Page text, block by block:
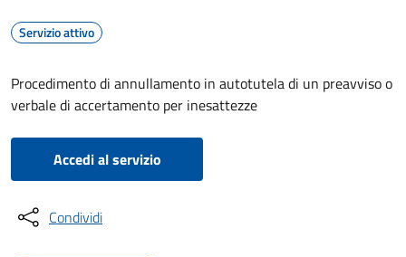
Servizio attivo
Procedimento di annullamento in autotutela di un preavviso o
verbale di accertamento per inesattezze
Accedi al servizio
Condividi